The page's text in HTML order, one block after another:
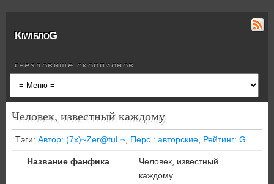
КiwiблоG
гнездовище скорпионов
Человек, известный каждому
Тэги: Автор: (7x)~Zer@tuL~, Перс.: авторские, Рейтинг: G
Название фанфика
Человек, известный
каждому